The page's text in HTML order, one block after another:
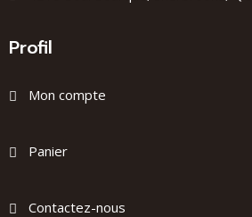
Profil
Mon compte
Panier
Contactez-nous